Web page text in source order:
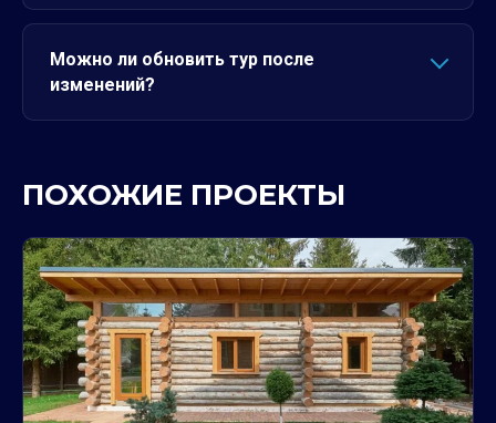
Можно ли обновить тур после
изменений?
ПОХОЖИЕ ПРОЕКТЫ